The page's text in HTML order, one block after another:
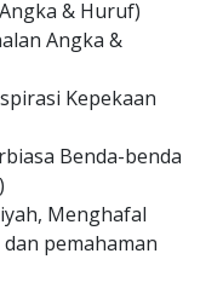
& Huruf)
Angka &
Kepekaan
Benda-benda
Menghafal
pemahaman